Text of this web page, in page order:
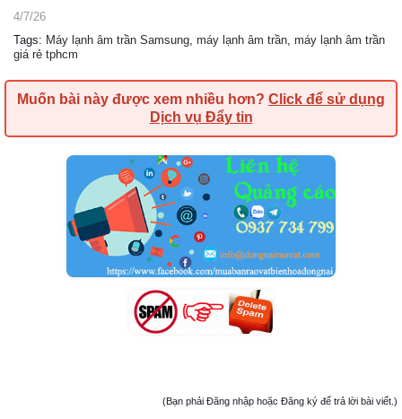
4/7/26
Tags: Máy lạnh âm trần Samsung, máy lạnh âm trần, máy lạnh âm trần
giá rẻ tphcm
Muốn bài này được xem nhiều hơn? Click để sử dụng
Dịch vụ Đẩy tin
(Bạn phải Đăng nhập hoặc Đăng ký để trả lời bài viết.)